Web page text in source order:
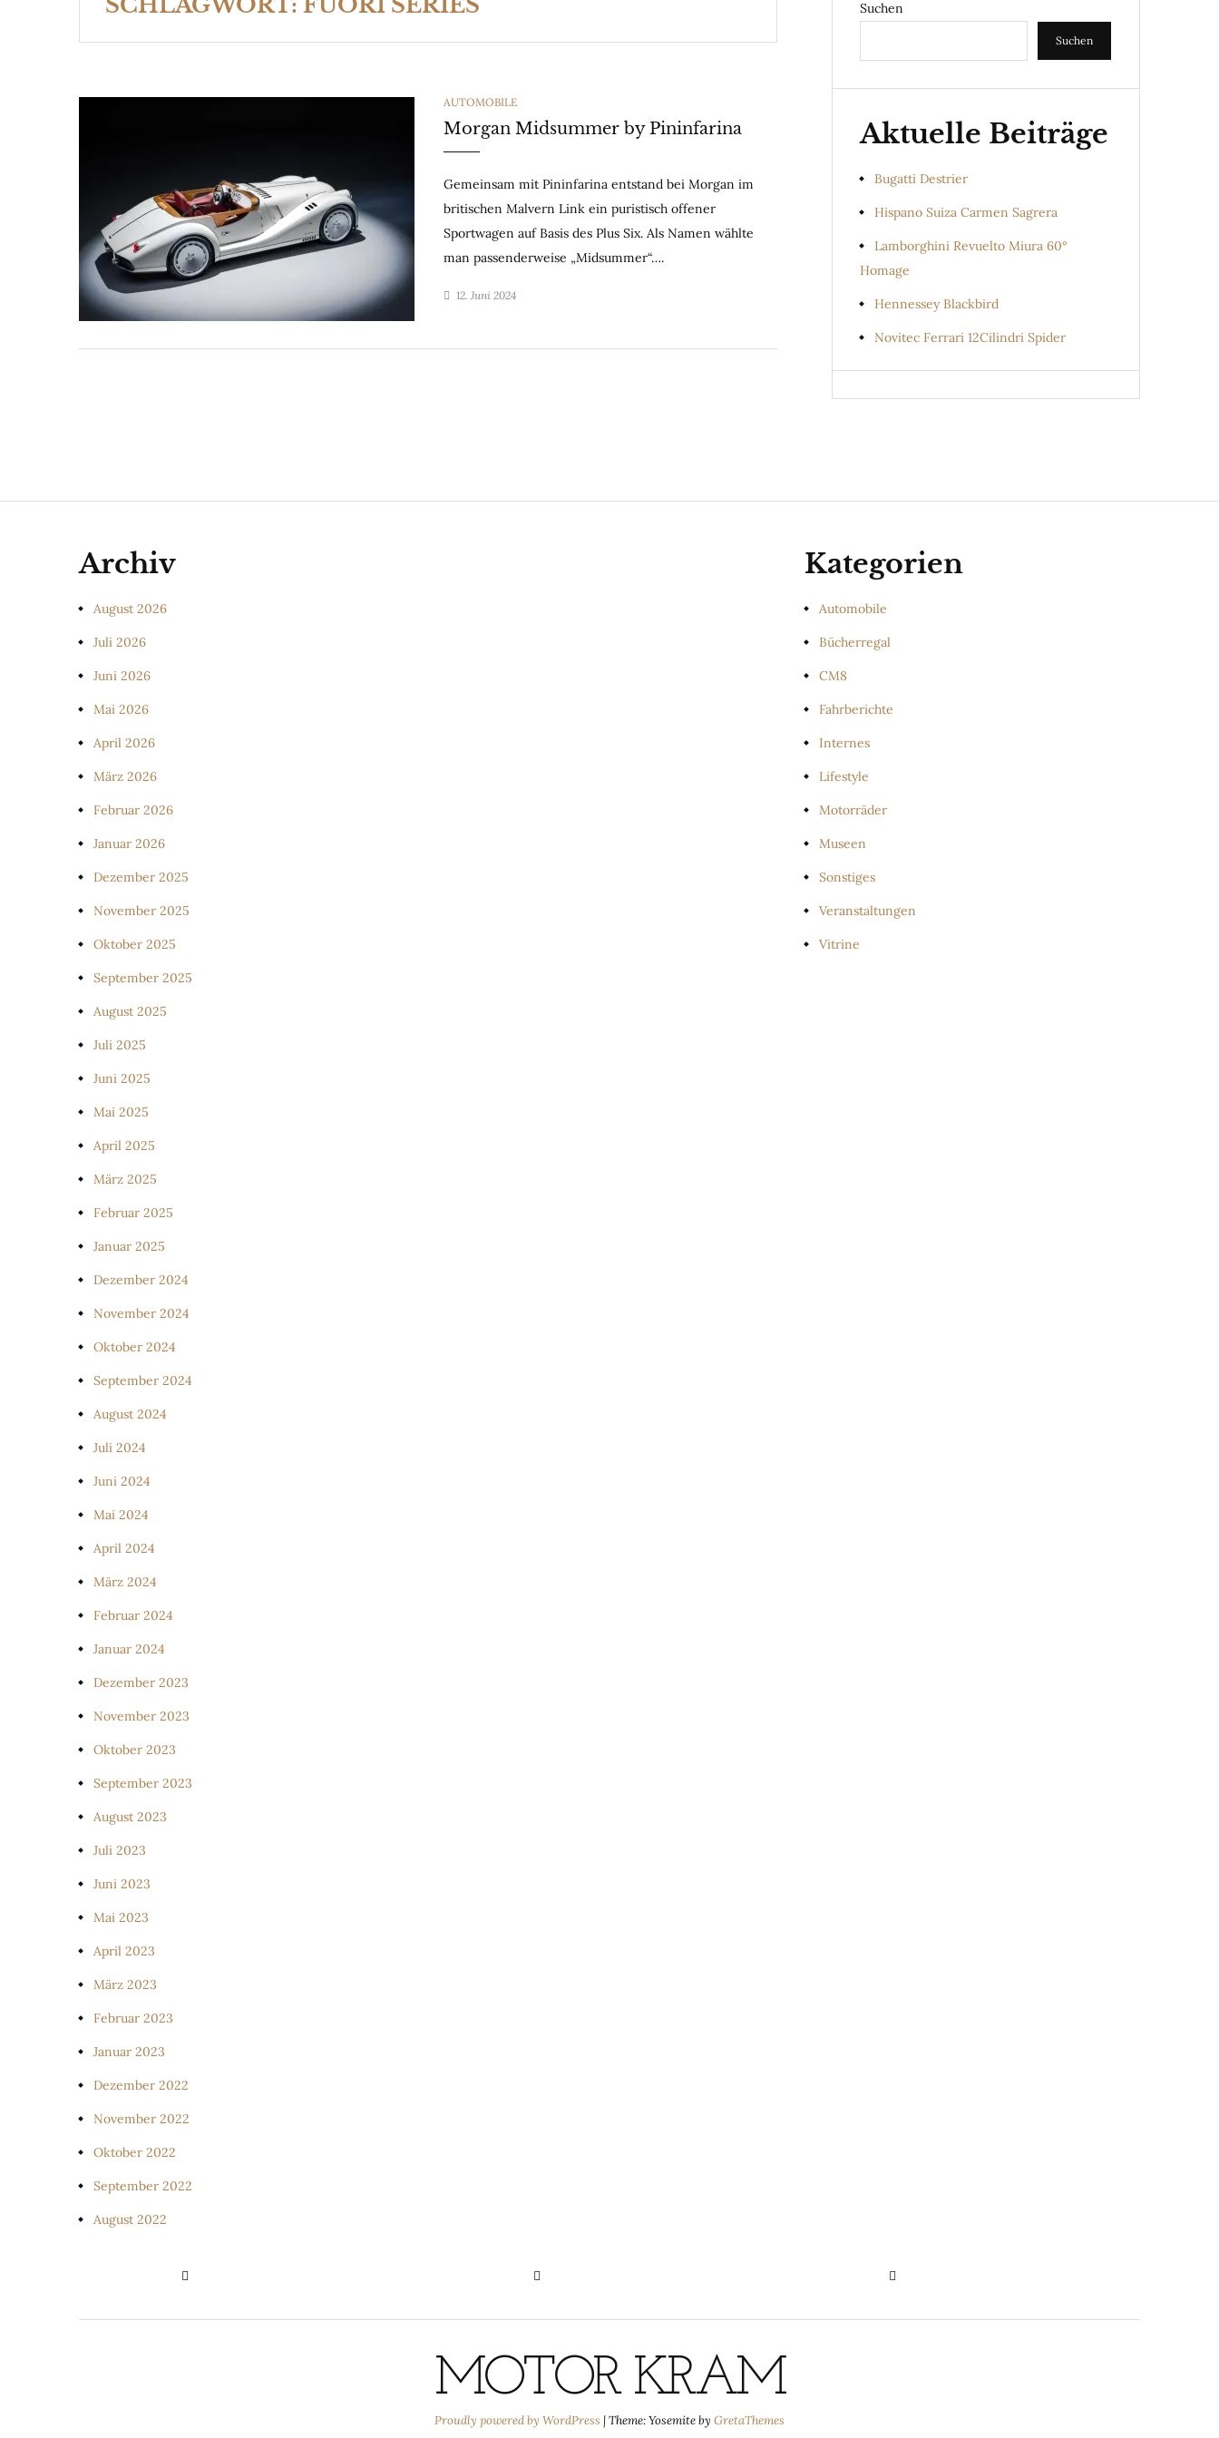
CATEGORIES
AUTOMOBILE
Morgan Midsummer by Pininfarina
Gemeinsam mit Pininfarina entstand bei Morgan im
britischen Malvern Link ein puristisch offener
Sportwagen auf Basis des Plus Six. Als Namen wählte
man passenderweise „Midsummer“….
12. Juni 2024
Suchen
Suchen
Aktuelle Beiträge
Bugatti Destrier
Hispano Suiza Carmen Sagrera
Lamborghini Revuelto Miura 60°
Homage
Hennessey Blackbird
Novitec Ferrari 12Cilindri Spider
Archiv
August 2026
Juli 2026
Juni 2026
Mai 2026
April 2026
März 2026
Februar 2026
Januar 2026
Dezember 2025
November 2025
Oktober 2025
September 2025
August 2025
Juli 2025
Juni 2025
Mai 2025
April 2025
März 2025
Februar 2025
Januar 2025
Dezember 2024
November 2024
Oktober 2024
September 2024
August 2024
Juli 2024
Juni 2024
Mai 2024
April 2024
März 2024
Februar 2024
Januar 2024
Dezember 2023
November 2023
Oktober 2023
September 2023
August 2023
Juli 2023
Juni 2023
Mai 2023
April 2023
März 2023
Februar 2023
Januar 2023
Dezember 2022
November 2022
Oktober 2022
September 2022
August 2022
Kategorien
Automobile
Bücherregal
CM8
Fahrberichte
Internes
Lifestyle
Motorräder
Museen
Sonstiges
Veranstaltungen
Vitrine
MOTOR KRAM
Proudly powered by WordPress |Theme: Yosemite by GretaThemes